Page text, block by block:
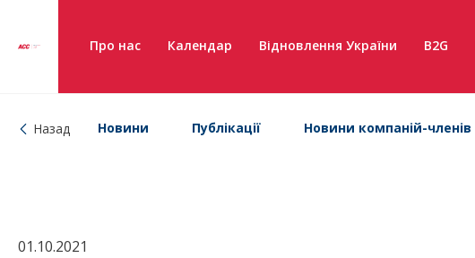
Про нас Календар Відновлення України B2G
Назад Новини Публікації Новини компаній-членів
01.10.2021